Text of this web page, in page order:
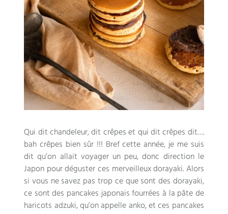
Qui dit chandeleur,dit crêpes et qui dit crêpes dit….
bah crêpes bien sûr!!! Bref cette année,je me suis
dit qu’on allait voyager un peu,donc direction le
Japon pour déguster ces merveilleux dorayaki.Alors
si vous ne savez pas trop ce que sont des dorayaki,
ce sont des pancakes japonais fourrées à la pâte de
haricots adzuki,qu’on appelle anko,et ces pancakes